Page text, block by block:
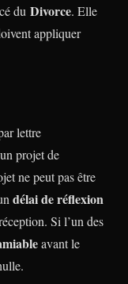
du Divorce. Elle
appliquer
lettre
projet de
ne peut pas être
délai de réflexion
Si l’un des
avant le